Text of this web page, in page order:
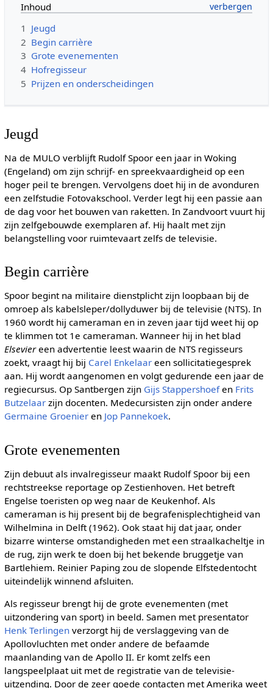
Inhoud
1 Jeugd
2 Begin carrière
3 Grote evenementen
4 Hofregisseur
5 Prijzen en onderscheidingen
Jeugd
Na de MULO verblijft Rudolf Spoor een jaar in Woking
(Engeland) om zijn schrijf- en spreekvaardigheid op een
hoger peil te brengen. Vervolgens doet hij in de avonduren
een zelfstudie Fotovakschool. Verder legt hij een passie aan
de dag voor het bouwen van raketten. In Zandvoort vuurt hij
zijn zelfgebouwde exemplaren af. Hij haalt met zijn
belangstelling voor ruimtevaart zelfs de televisie.
Begin carrière
Spoor begint na militaire dienstplicht zijn loopbaan bij de
omroep als kabelsleper/dollyduwer bij de televisie (NTS). In
1960 wordt hij cameraman en in zeven jaar tijd weet hij op
te klimmen tot 1e cameraman. Wanneer hij in het blad
Elseviereen advertentie leest waarin de NTS regisseurs
zoekt, vraagt hij bij Carel Enkelaareen sollicitatiegesprek
aan. Hij wordt aangenomen en volgt gedurende een jaar de
regiecursus. Op Santbergen zijn Gijs Stappershoefen Frits
Butzelaarzijn docenten. Medecursisten zijn onder andere
Germaine Groenieren Jop Pannekoek.
Grote evenementen
Zijn debuut als invalregisseur maakt Rudolf Spoor bij een
rechtstreekse reportage op Zestienhoven. Het betreft
Engelse toeristen op weg naar de Keukenhof. Als
cameraman is hij present bij de begrafenisplechtigheid van
Wilhelmina in Delft (1962). Ook staat hij dat jaar, onder
bizarre winterse omstandigheden met een straalkacheltje in
de rug, zijn werk te doen bij het bekende bruggetje van
Bartlehiem. Reinier Paping zou de slopende Elfstedentocht
uiteindelijk winnend afsluiten.
Als regisseur brengt hij de grote evenementen (met
uitzondering van sport) in beeld. Samen met presentator
Henk Terlingenverzorgt hij de verslaggeving van de
Apollovluchten met onder andere de befaamde
maanlanding van de Apollo II. Er komt zelfs een
langspeelplaat uit met de registratie van de televisie-
uitzending. Door de zeer goede contacten met Amerika weet